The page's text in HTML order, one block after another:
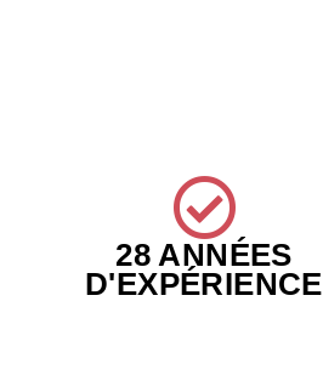
28 ANNÉES
D'EXPÉRIENCE